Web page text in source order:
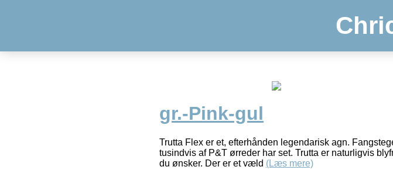
gr.-Pink-gul
Trutta Flex er et, efterhånden legendarisk agn.
tusindvis af P&T ørreder har set. Trutta er naturligvis
du ønsker. Der er et væld (Læs mere)